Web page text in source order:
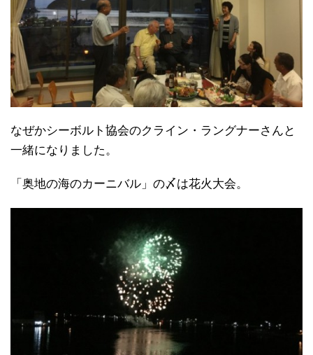
なぜかシーボルト協会のクライン・ラングナーさんと
一緒になりました。
「奥地の海のカーニバル」の〆は花火大会。